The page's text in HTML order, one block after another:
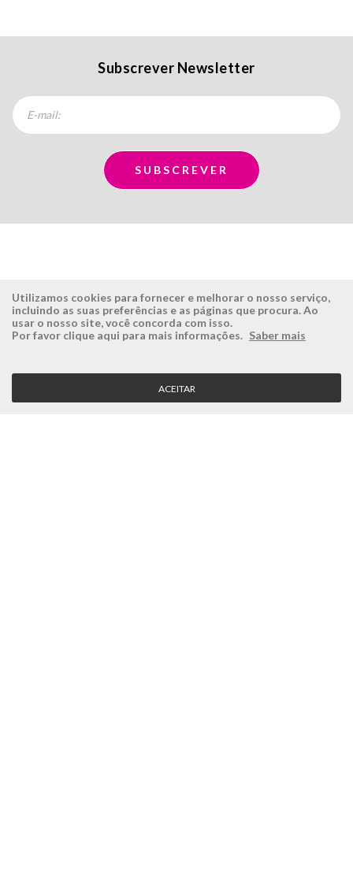
Subscrever Newsletter
ÉSISTEMAS
Empresa
Visão, Missão e Valores
ÁREA RESERVADA
Login
Recuperar Password
Utilizamos cookies para fornecer e melhorar o nosso serviço,
incluindo as suas preferências e as páginas que procura. Ao
usar o nosso site, você concorda com isso.
Por favor clique aqui para mais informações. Saber mais
ACEITAR